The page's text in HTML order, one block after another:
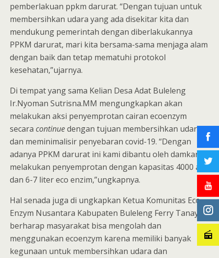
pemberlakuan ppkm darurat. “Dengan tujuan untuk
membersihkan udara yang ada disekitar kita dan
mendukung pemerintah dengan diberlakukannya
PPKM darurat, mari kita bersama-sama menjaga alam
dengan baik dan tetap mematuhi protokol
kesehatan,”ujarnya.
Di tempat yang sama Kelian Desa Adat Buleleng
Ir.Nyoman Sutrisna.MM mengungkapkan akan
melakukan aksi penyemprotan cairan ecoenzym
secara continuedengan tujuan membersihkan udara
dan meminimalisir penyebaran covid-19. “Dengan
adanya PPKM darurat ini kami dibantu oleh damkar
melakukan penyemprotan dengan kapasitas 4000 air
dan 6-7 liter eco enzim,”ungkapnya.
Hal senada juga di ungkapkan Ketua Komunitas Eco
Enzym Nusantara Kabupaten Buleleng Ferry Tanaya
berharap masyarakat bisa mengolah dan
menggunakan ecoenzym karena memiliki banyak
kegunaan untuk membersihkan udara dan